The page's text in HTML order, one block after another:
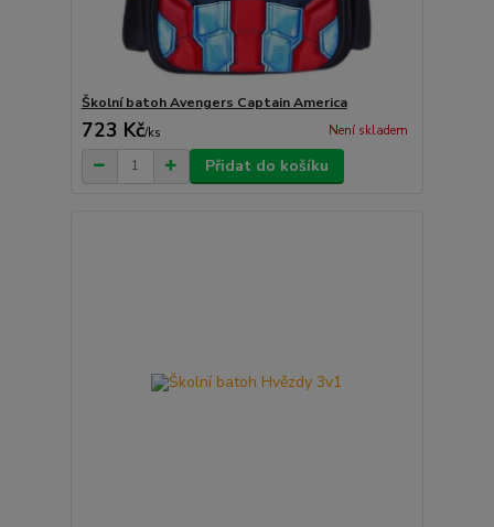
Školní batoh Avengers Captain America
723 Kč/ks Není skladem
Přidat do košíku